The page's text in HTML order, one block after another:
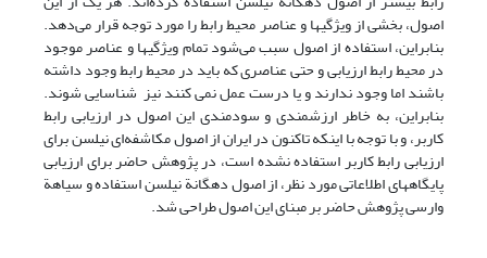
اصول، بخشی از ویژگیها و عناصر محیط رابط را مورد توجه قرار می‌دهد.
بنابراین، استفاده از اصول سبب می‌شود تمام ویژگیها و عناصر موجود
در محیط رابط ارزیابی و حتی عناصری که باید در محیط رابط وجود داشته
باشند اما وجود ندارند و یا درست عمل نمی کنند نیز شناسایی شوند.
بنابراین، به خاطر ارزشمندی و سودمندی این اصول در ارزیابی رابط
کاربر، و با توجه با اینکه تاکنون در ایران از اصول مکاشفه‌ای نیلسن برای
ارزیابی رابط کاربر استفاده نشده است، در پژوهش حاضر برای ارزیابی
پایگاه‎های اطلاعاتی مورد نظر، از اصول دهگانة نیلسن استفاده و سیاهة
وارسی پژوهش حاضر بر مبنای این اصول طراحی شد.